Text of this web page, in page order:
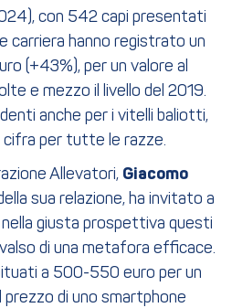
con 542 capi presentati
carriera hanno registrato un
(+43%), per un valore al
e mezzo il livello del 2019.
anche per i vitelli baliotti,
cifra per tutte le razze.
Allevatori, Giacomo
sua relazione, ha invitato a
nella giusta prospettiva questi
di una metafora efficace.
a 500-550 euro per un
di uno smartphone